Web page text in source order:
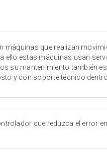
máquinas que realizan
ello estas máquinas usan
su mantenimiento también
y con soporte técnico
que reduzca el error